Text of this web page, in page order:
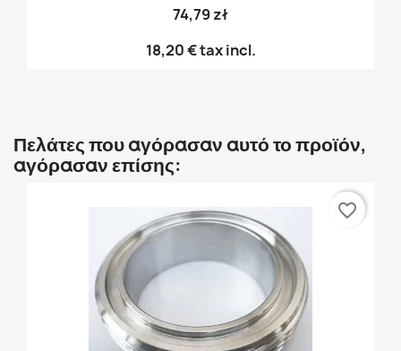
74,79 zł
18,20 €tax incl.
Πελάτες που αγόρασαν αυτό το προϊόν,
αγόρασαν επίσης:
favorite_border